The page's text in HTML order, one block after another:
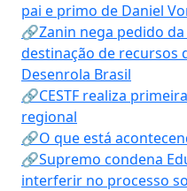
pai e primo de Daniel
🔗Zanin nega pedido
destinação de recursos
Desenrola Brasil
🔗CESTF realiza
regional
🔗O que está
🔗Supremo condena
interferir no processo